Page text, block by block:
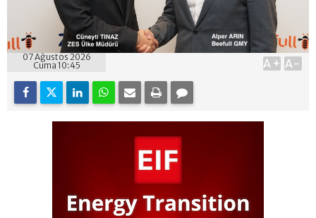
07 Ağustos 2026
Cuma 10:45
A+ A-